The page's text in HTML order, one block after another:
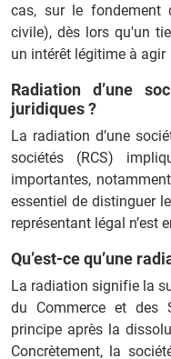
cas, sur le fondement
civile), dès lors qu'un
un intérêt légitime à agir
Radiation d’une
juridiques ?
La radiation d’une
sociétés (RCS)
importantes,
essentiel de distinguer
représentant légal n’est
Qu’est-ce qu’une
La radiation signifie la
du Commerce et des
principe après la
Concrètement, la